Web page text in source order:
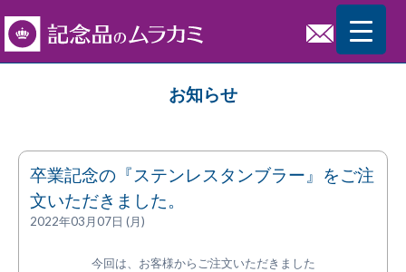
お知らせ
卒業記念の『ステンレスタンブラー』をご注
文いただきました。
2022年03月07日 (月)
今回は、お客様からご注文いただきました